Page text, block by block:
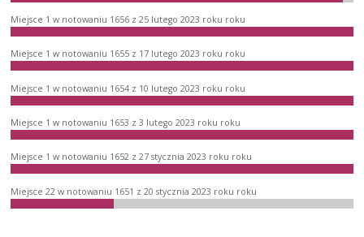
Miejsce 1 w notowaniu 1656 z 25 lutego 2023 roku roku
Miejsce 1 w notowaniu 1655 z 17 lutego 2023 roku roku
Miejsce 1 w notowaniu 1654 z 10 lutego 2023 roku roku
Miejsce 1 w notowaniu 1653 z 3 lutego 2023 roku roku
Miejsce 1 w notowaniu 1652 z 27 stycznia 2023 roku roku
Miejsce 22 w notowaniu 1651 z 20 stycznia 2023 roku roku